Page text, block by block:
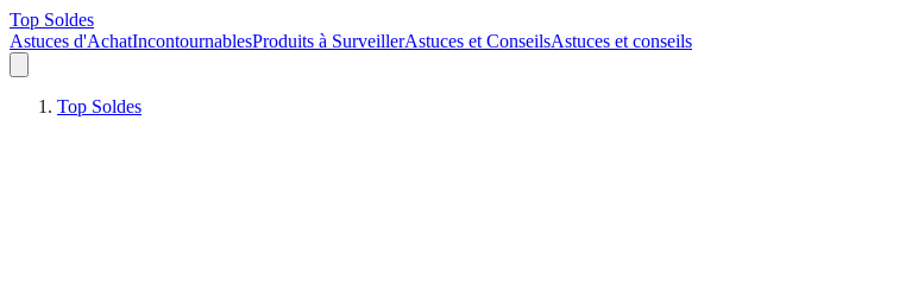
Top Soldes
Astuces d'AchatIncontournablesProduits à SurveillerAstuces et ConseilsAstuces et conseils
Top Soldes